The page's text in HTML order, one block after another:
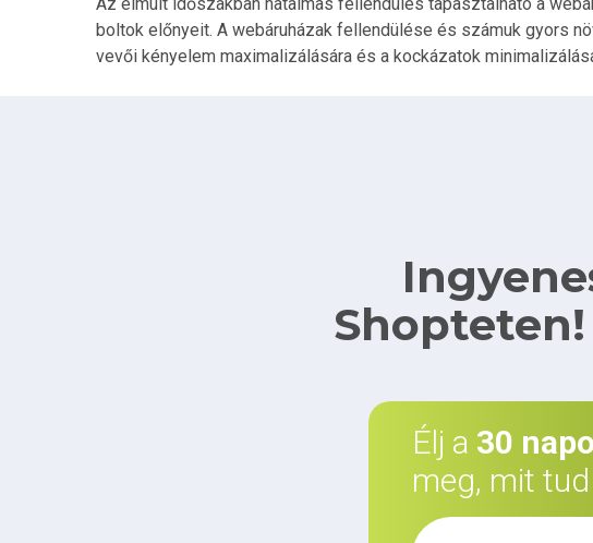
Az elmúlt időszakban hatalmas fellendülés tapasztalható a
boltok előnyeit. A webáruházak fellendülése és számuk gyors
vevői kényelem maximalizálására és a kockázatok
Élj a 30
meg, mit